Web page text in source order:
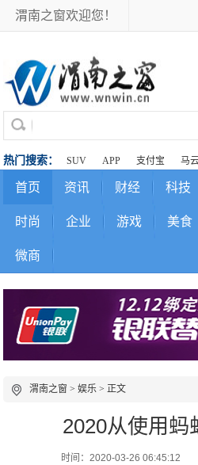
渭南之窗欢迎您！
热门搜索： SUV APP 支付宝 马
首页 资讯 财经 科技
时尚 企业 游戏 美食
微商
渭南之窗 >娱乐 > 正文
2020从使用蚂
时间：2020-03-26 06:45:12